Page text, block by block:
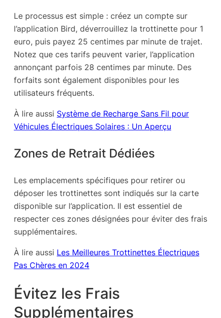
Le processus est simple : créez un compte sur
l’application Bird, déverrouillez la trottinette pour 1
euro, puis payez 25 centimes par minute de trajet.
Notez que ces tarifs peuvent varier, l’application
annonçant parfois 28 centimes par minute. Des
forfaits sont également disponibles pour les
utilisateurs fréquents.
À lire aussi Système de Recharge Sans Fil pour
Véhicules Électriques Solaires : Un Aperçu
Zones de Retrait Dédiées
Les emplacements spécifiques pour retirer ou
déposer les trottinettes sont indiqués sur la carte
disponible sur l’application. Il est essentiel de
respecter ces zones désignées pour éviter des frais
supplémentaires.
À lire aussi Les Meilleures Trottinettes Électriques
Pas Chères en 2024
Évitez les Frais
Supplémentaires